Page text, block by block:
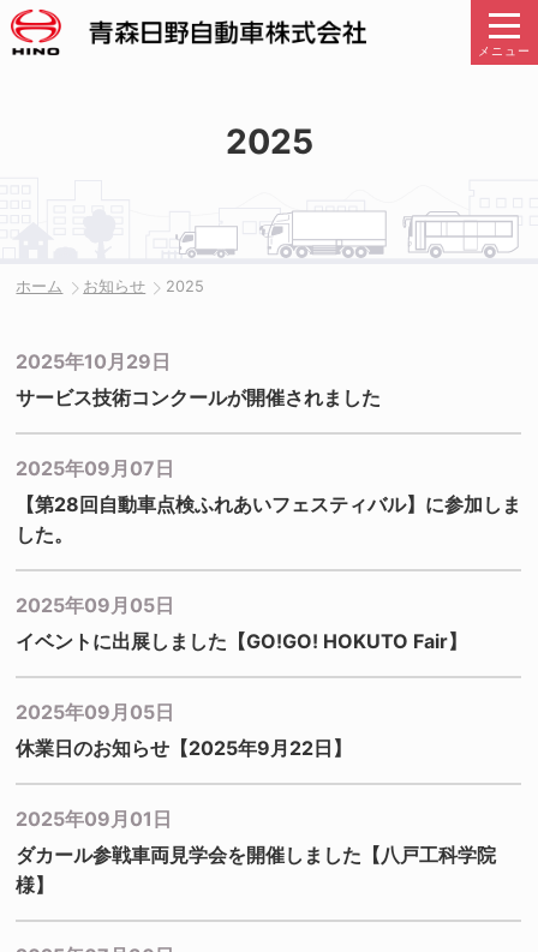
メニュー
2025
ホーム お知らせ 2025
2025年10月29日
サービス技術コンクールが開催されました
2025年09月07日
【第28回自動車点検ふれあいフェスティバル】に参加しま
した。
2025年09月05日
イベントに出展しました【GO!GO! HOKUTO Fair】
2025年09月05日
休業日のお知らせ【2025年9月22日】
2025年09月01日
ダカール参戦車両見学会を開催しました【八戸工科学院
様】